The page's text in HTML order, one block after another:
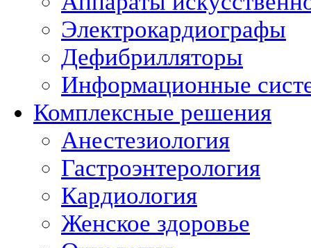
Электрокардиографы
Дефибрилляторы
Информационные
Комплексные решения
Анестезиология
Гастроэнтерология
Кардиология
Женское здоровье